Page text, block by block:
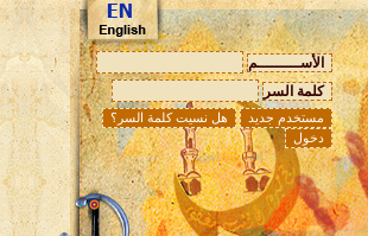
الأســـــــــم
كلمة السر